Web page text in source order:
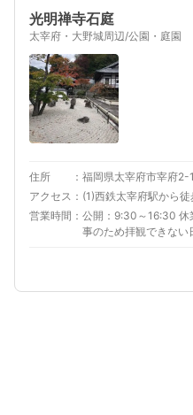
光明禅寺石庭
太宰府・大野城周辺/公園・庭園
住所
福岡県太宰府市宰府2-
アクセス
(1)西鉄太宰府駅から
営業時間
公開：9:30～16:30 休
事のため拝観できない